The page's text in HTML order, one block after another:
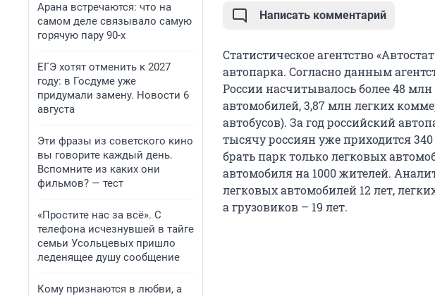
Арана встречаются: что на
самом деле связывало самую
горячую пару 90-х
ЕГЭ хотят отменить к 2027
году: в Госдуме уже
придумали замену. Новости 6
августа
Эти фразы из советского кино
вы говорите каждый день.
Вспомните из каких они
фильмов? — тест
«Простите нас за всё». С
телефона исчезнувшей в тайге
семьи Усольцевых пришло
леденящее душу сообщение
Кому признаются в любви, а
Написать комментарий
Статистическое агентство
автопарка. Согласно данным
России насчитывалось более 48
автомобилей, 3,87 млн легких
автобусов). За год российский
тысячу россиян уже приходится
брать парк только легковых
автомобиля на 1000 жителей.
легковых автомобилей 12 лет,
а грузовиков – 19 лет.